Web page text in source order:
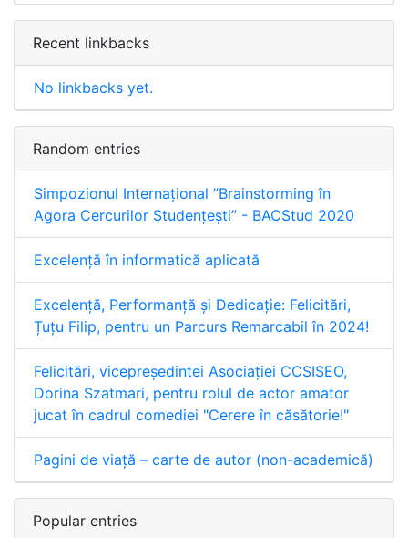
Recent linkbacks
No linkbacks yet.
Random entries
Simpozionul Internaţional ”Brainstorming în
Agora Cercurilor Studențești” - BACStud 2020
Excelență în informatică aplicată
Excelență, Performanță și Dedicație: Felicitări,
Țuțu Filip, pentru un Parcurs Remarcabil în 2024!
Felicitări, vicepreședintei Asociației CCSISEO,
Dorina Szatmari, pentru rolul de actor amator
jucat în cadrul comediei "Cerere în căsătorie!"
Pagini de viață – carte de autor (non-academică)
Popular entries